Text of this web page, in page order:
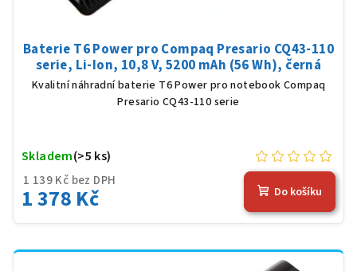
Baterie T6 Power pro Compaq Presario CQ43-110
serie, Li-Ion, 10,8 V, 5200 mAh (56 Wh), černá
Kvalitní náhradní baterie T6 Power pro notebook Compaq
Presario CQ43-110 serie
1 139 Kč bez DPH
1 378 Kč
Skladem(>5 ks)
Do košíku